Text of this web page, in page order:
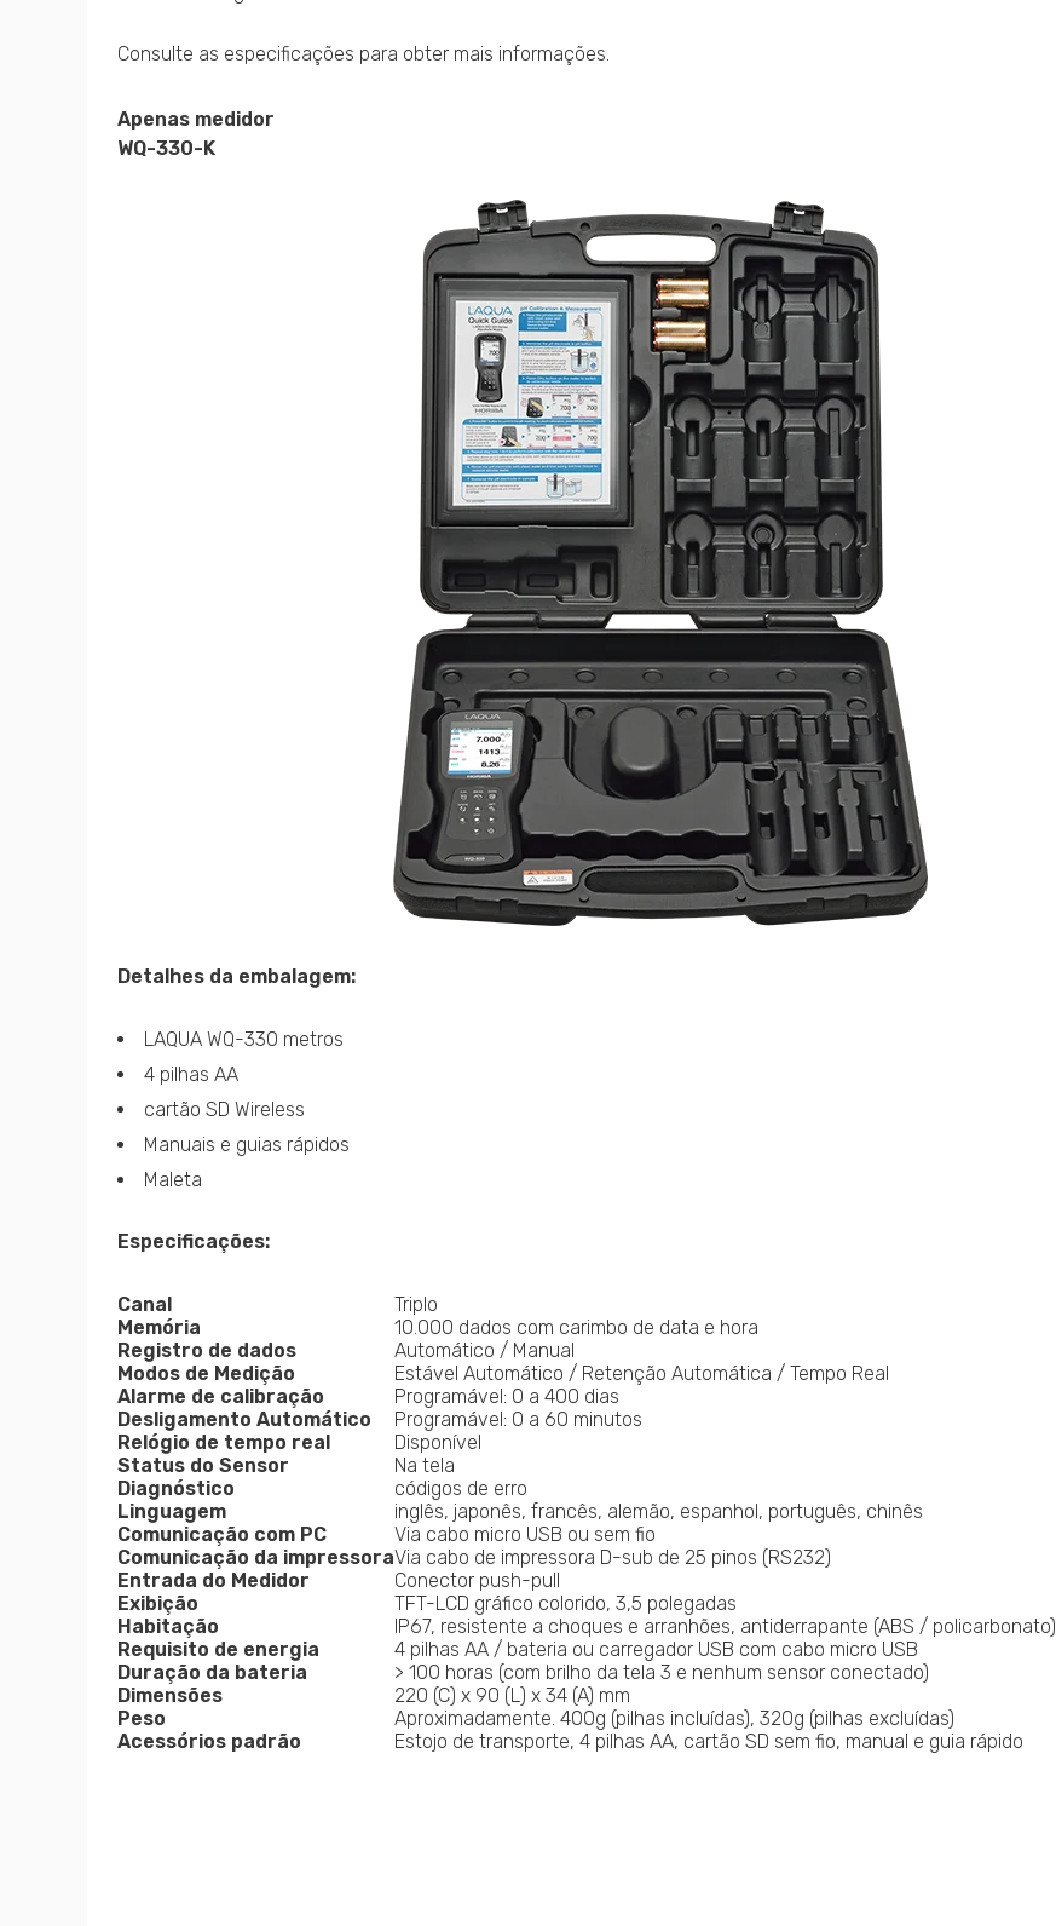
Consulte as especificações para obter mais informações.
Apenas medidor
WQ-330-K
Detalhes da embalagem:
LAQUA WQ-330 metros
4 pilhas AA
cartão SD Wireless
Manuais e guias rápidos
Maleta
Especificações:
Canal
Triplo
Memória
10.000 dados com carimbo de data e hora
Registro de dados
Automático / Manual
Modos de Medição
Estável Automático / Retenção Automática / Tempo Real
Alarme de calibração
Programável: 0 a 400 dias
Desligamento Automático
Programável: 0 a 60 minutos
Relógio de tempo real
Disponível
Status do Sensor
Na tela
Diagnóstico
códigos de erro
Linguagem
inglês, japonês, francês, alemão, espanhol, português, chinês
Comunicação com PC
Via cabo micro USB ou sem fio
Comunicação da impressoraVia cabo de impressora D-sub de 25 pinos (RS232)
Entrada do Medidor
Conector push-pull
Exibição
TFT-LCD gráfico colorido, 3,5 polegadas
Habitação
IP67, resistente a choques e arranhões, antiderrapante (ABS / policarbonato)
Requisito de energia
4 pilhas AA / bateria ou carregador USB com cabo micro USB
Duração da bateria
> 100 horas (com brilho da tela 3 e nenhum sensor conectado)
Dimensões
220 (C) x 90 (L) x 34 (A) mm
Peso
Aproximadamente. 400g (pilhas incluídas), 320g (pilhas excluídas)
Acessórios padrão
Estojo de transporte, 4 pilhas AA, cartão SD sem fio, manual e guia rápido